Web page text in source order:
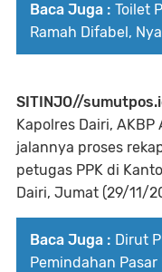
Baca Juga : Toilet
Ramah Difabel,
SITINJO//
Kapolres Dairi,
jalannya proses
petugas PPK di
Dairi, Jumat (29/11/
Baca Juga : Dirut
Pemindahan